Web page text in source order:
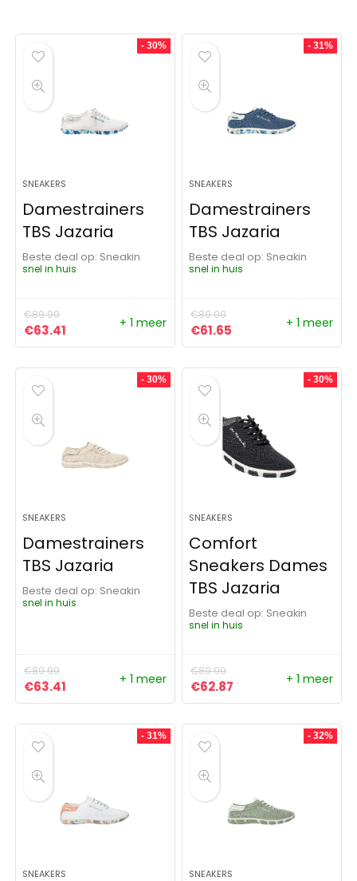
- 30%
SNEAKERS
Damestrainers
TBS Jazaria
Beste deal op:
Sneakin
snel in huis
€89.99
Oorspronkelijke prijs was: €89.99.
€63.41 Huidige prijs is: €63.41.
+ 1 meer
- 31%
SNEAKERS
Damestrainers
TBS Jazaria
Beste deal op:
Sneakin
snel in huis
€89.00
Oorspronkelijke prijs
€61.65 Huidige prijs is:
+ 1 meer
- 30%
SNEAKERS
Damestrainers
TBS Jazaria
Beste deal op:
Sneakin
snel in huis
€89.99
Oorspronkelijke prijs was: €89.99.
€63.41 Huidige prijs is: €63.41.
+ 1 meer
- 30%
SNEAKERS
Comfort
Sneakers Dames
TBS Jazaria
Beste deal op:
Sneakin
snel in huis
€89.99
Oorspronkelijke prijs
€62.87 Huidige prijs is:
+ 1 meer
- 31%
SNEAKERS
- 32%
SNEAKERS